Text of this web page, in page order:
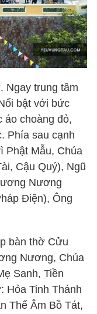
Ngay trung tâm
bật với bức
áo choàng đỏ,
Phía sau cạnh
Phật Mẫu, Chúa
Cậu Quý), Ngũ
Nương
Điện), Ông
bàn thờ Cửu
Nương, Chúa
Sanh, Tiền
Hỏa Tinh Thánh
Thế Âm Bồ Tát,